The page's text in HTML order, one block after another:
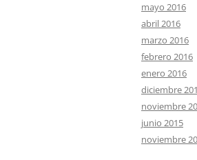
mayo 2016
abril 2016
marzo 2016
febrero 2016
enero 2016
diciembre
noviembre
junio 2015
noviembre